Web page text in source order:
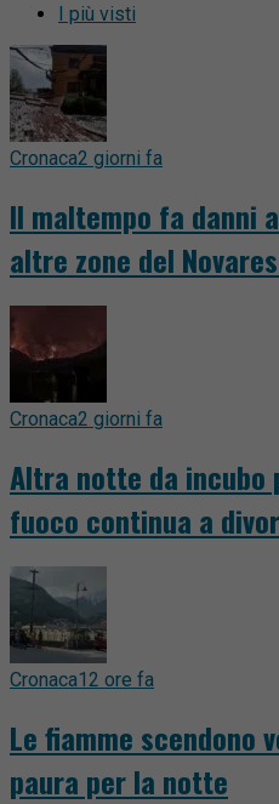
I più visti
Cronaca2 giorni fa
Il maltempo fa danni
altre zone del
Cronaca2 giorni fa
Altra notte da incubo
fuoco continua a
Cronaca12 ore fa
Le fiamme scendono
paura per la notte